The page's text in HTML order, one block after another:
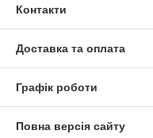
Контакти
Доставка та оплата
Графік роботи
Повна версія сайту